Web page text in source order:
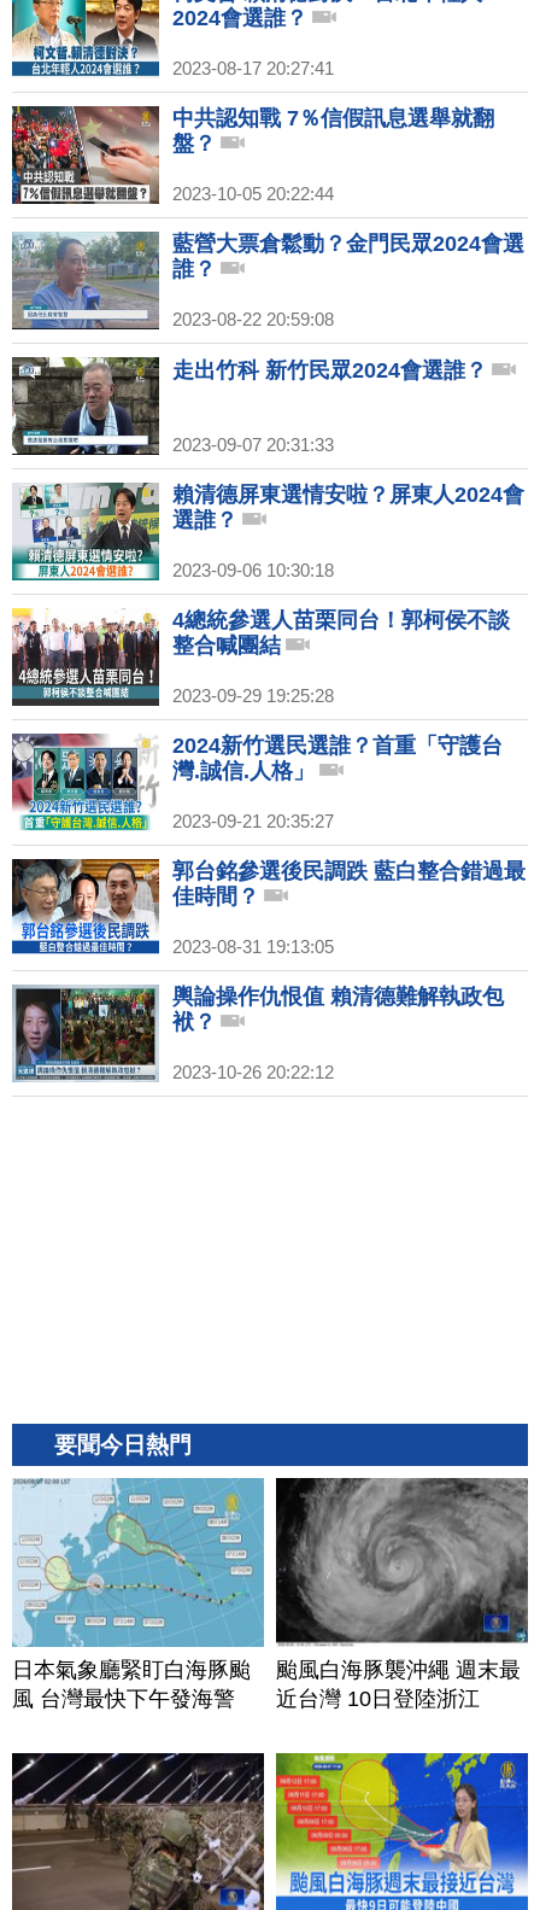
2024會選誰？
2023-08-17 20:27:41
中共認知戰 7％信假訊息選舉就翻
盤？
2023-10-05 20:22:44
藍營大票倉鬆動？金門民眾2024會選
誰？
2023-08-22 20:59:08
走出竹科 新竹民眾2024會選誰？
2023-09-07 20:31:33
賴清德屏東選情安啦？屏東人2024會
選誰？
2023-09-06 10:30:18
4總統參選人苗栗同台！郭柯侯不談
整合喊團結
2023-09-29 19:25:28
2024新竹選民選誰？首重「守護台
灣.誠信.人格」
2023-09-21 20:35:27
郭台銘參選後民調跌 藍白整合錯過最
佳時間？
2023-08-31 19:13:05
輿論操作仇恨值 賴清德難解執政包
袱？
2023-10-26 20:22:12
要聞今日熱門
日本氣象廳緊盯白海豚颱
風 台灣最快下午發海警
颱風白海豚襲沖繩 週末最
近台灣 10日登陸浙江